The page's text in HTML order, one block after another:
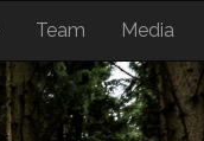
Team Media